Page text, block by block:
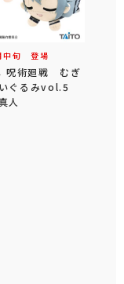
中旬 登場
呪術廻戦 むぎ
ぐるみvol.5
人